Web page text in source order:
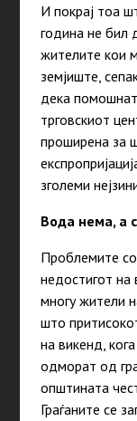
И покрај тоа
година не бил
жителите кои
земјиште,
дека
трговскиот
проширена за
зголеми
Вода нема, а
Проблемите
недостигот на
многу жители
што
на викенд,
одморат од
општината
Граѓаните се